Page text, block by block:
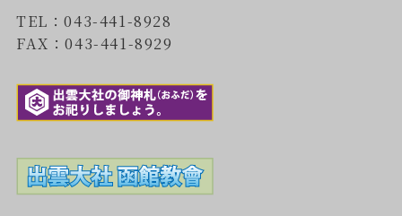
TEL：043-441-8928
FAX：043-441-8929